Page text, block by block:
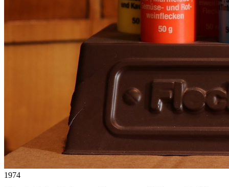
1974